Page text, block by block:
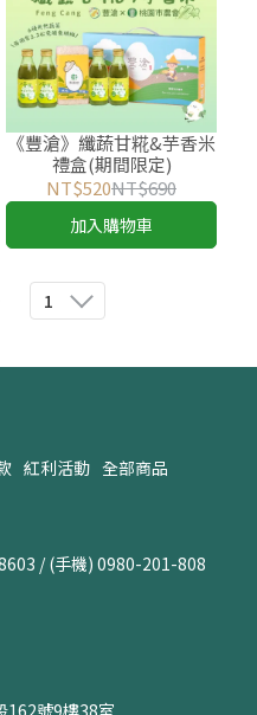
《豐滄》纖蔬甘糀&芋香米
禮盒(期間限定)
NT$520NT$690
加入購物車
1
紅利活動 全部商品
/ (手機) 0980-201-808
162號9樓38室